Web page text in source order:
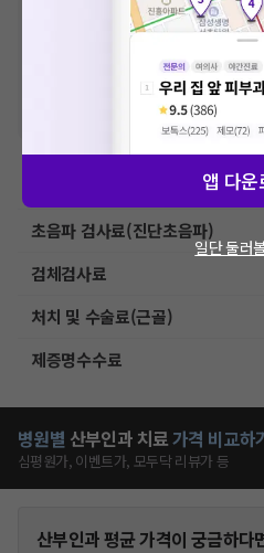
비급여 항목의 경우,추가비용 등으로
한 가격은 해당 의료기관에 직접 문의해
건강보험심사평가원
격입니다. (진료와 연관된 복합적인 비용
산정될 수 있는 점 참고 바랍니다.)
※ 이벤트가, 할인가는VAT 포함
초음파 검사료(진단초음파)
검체검사료
처치 및 수술료(근골)
제증명수수료
병원별 산부인과 치료가격 비교하
심평원가, 이벤트가, 모두닥 리뷰가 등
산부인과평균 가격이 궁금하다
앱 다운
일단 둘러